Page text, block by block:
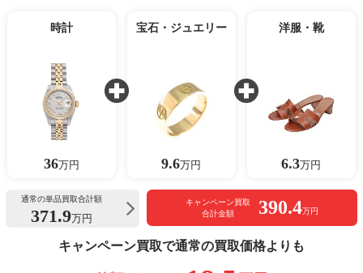
時計
36万円
宝石・ジュエリー
9.6万円
洋服・靴
6.3万円
通常の単品買取合計額
371.9万円
キャンペーン買取
合計金額
390.4万円
キャンペーン買取で通常の買取価格よりも